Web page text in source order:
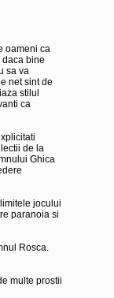
oameni ca
daca bine
sa va
net sint de
stilul
ca
de la
Ghica
jocului
paranoia si
Rosca.
multe prostii